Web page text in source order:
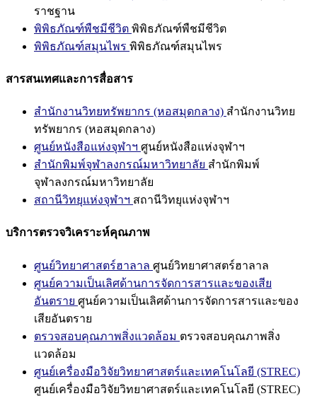
ราชฐาน
พิพิธภัณฑ์พืชมีชีวิต พิพิธภัณฑ์พืชมีชีวิต
พิพิธภัณฑ์สมุนไพร พิพิธภัณฑ์สมุนไพร
สารสนเทศและการสื่อสาร
สำนักงานวิทยทรัพยากร (หอสมุดกลาง) สำนักงานวิทย
ทรัพยากร (หอสมุดกลาง)
ศูนย์หนังสือแห่งจุฬาฯ ศูนย์หนังสือแห่งจุฬาฯ
สำนักพิมพ์จุฬาลงกรณ์มหาวิทยาลัย สำนักพิมพ์
จุฬาลงกรณ์มหาวิทยาลัย
สถานีวิทยุแห่งจุฬาฯ สถานีวิทยุแห่งจุฬาฯ
บริการตรวจวิเคราะห์คุณภาพ
ศูนย์วิทยาศาสตร์ฮาลาล ศูนย์วิทยาศาสตร์ฮาลาล
ศูนย์ความเป็นเลิศด้านการจัดการสารและของเสีย
อันตราย ศูนย์ความเป็นเลิศด้านการจัดการสารและของ
เสียอันตราย
ตรวจสอบคุณภาพสิ่งแวดล้อม ตรวจสอบคุณภาพสิ่ง
แวดล้อม
ศูนย์เครื่องมือวิจัยวิทยาศาสตร์และเทคโนโลยี (STREC)
ศูนย์เครื่องมือวิจัยวิทยาศาสตร์และเทคโนโลยี (STREC)